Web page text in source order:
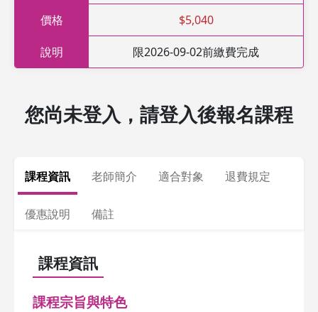
價格 $5,040
說明 限2026-09-02前繳費完成
您尚未登入，請登入後報名課程
課程資訊 老師簡介 適合對象 退費規定
優惠說明 備註
課程資訊
課程宗旨與特色